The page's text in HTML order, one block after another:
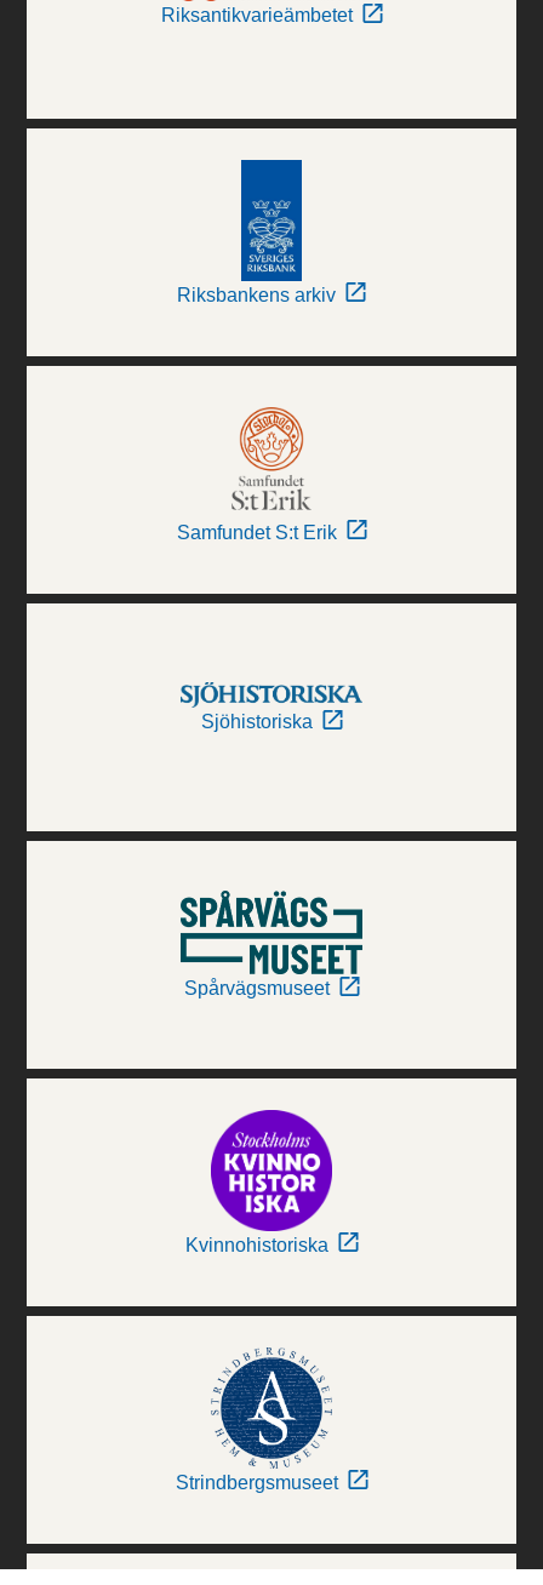
Riksantikvarieämbetet
Riksbankens arkiv
Samfundet S:t Erik
Sjöhistoriska
Spårvägsmuseet
Kvinnohistoriska
Strindbergsmuseet